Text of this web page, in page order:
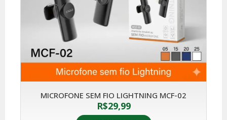
MICROFONE SEM FIO LIGHTNING MCF-02
R$29,99